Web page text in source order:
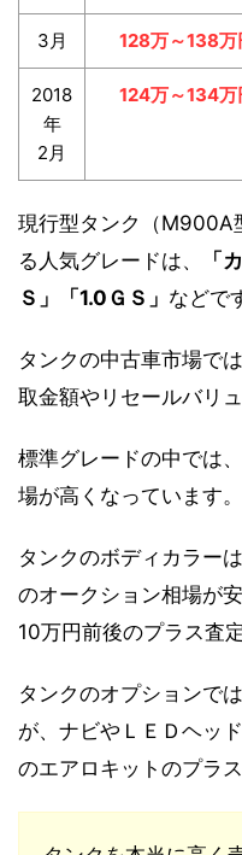
3月 128万～138万
2018
年
2月
124万～134万
現行型タンク（M900A
る人気グレードは、
「
Ｓ」「1.0ＧＳ」 などで
タンクの中古車市場で
取金額やリセールバリ
標準グレードの中では
場が高くなっています。
タンクのボディカラー
のオークション相場が
10万円前後のプラス査
タンクのオプションで
が、ナビやＬＥＤヘッ
のエアロキットのプラ